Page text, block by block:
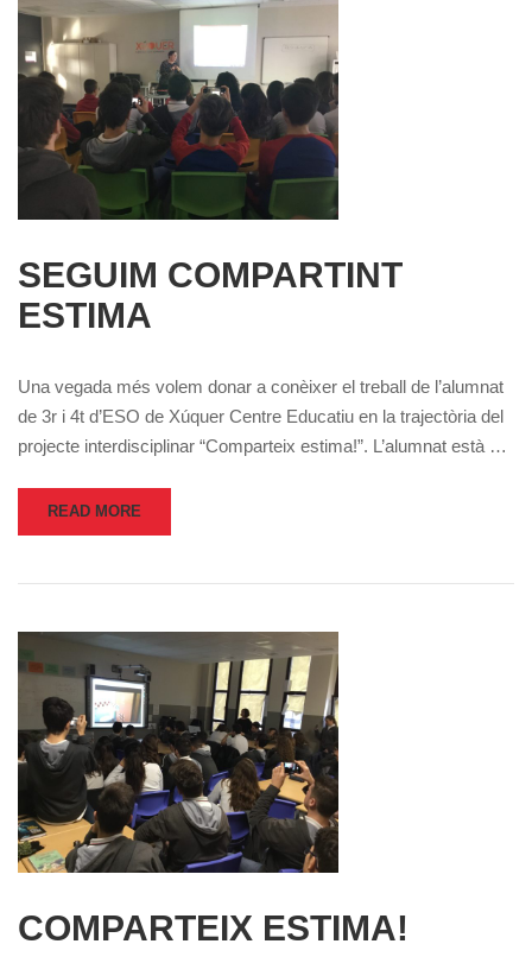
SEGUIM COMPARTINT
ESTIMA
Una vegada més volem donar a conèixer el treball de l’alumnat
de 3r i 4t d’ESO de Xúquer Centre Educatiu en la trajectòria del
projecte interdisciplinar “Comparteix estima!”. L’alumnat està …
READ MORE
COMPARTEIX ESTIMA!